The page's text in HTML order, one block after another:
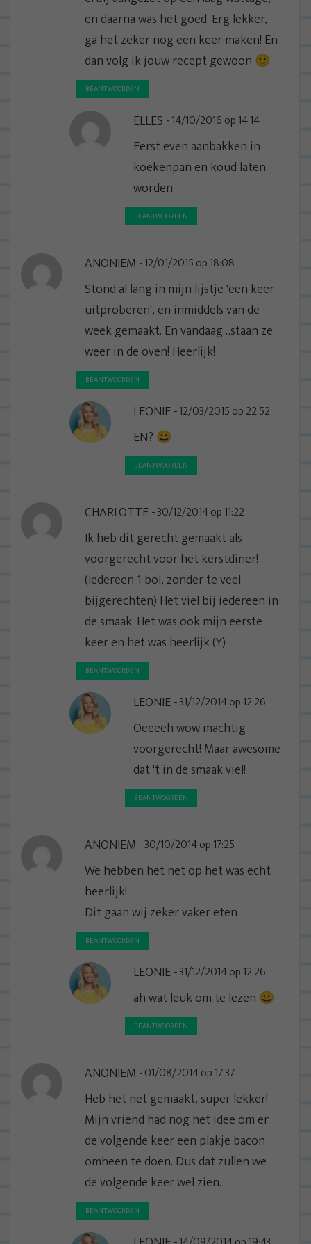
en daarna was het goed. Erg lekker,
ga het zeker nog een keer maken! En
dan volg ik jouw recept gewoon 🙂
BEANTWOORDEN
ELLES 14/10/2016 op 14:14
Eerst even aanbakken in
koekenpan en koud laten
worden
BEANTWOORDEN
ANONIEM 12/01/2015 op 18:08
Stond al lang in mijn lijstje 'een keer
uitproberen', en inmiddels van de
week gemaakt. En vandaag…staan ze
weer in de oven! Heerlijk!
BEANTWOORDEN
LEONIE 12/03/2015 op 22:52
EN? 😀
BEANTWOORDEN
CHARLOTTE 30/12/2014 op 11:22
Ik heb dit gerecht gemaakt als
voorgerecht voor het kerstdiner!
(Iedereen 1 bol, zonder te veel
bijgerechten) Het viel bij iedereen in
de smaak. Het was ook mijn eerste
keer en het was heerlijk (Y)
BEANTWOORDEN
LEONIE 31/12/2014 op 12:26
Oeeeeh wow machtig
voorgerecht! Maar awesome
dat 't in de smaak viel!
BEANTWOORDEN
ANONIEM 30/10/2014 op 17:25
We hebben het net op het was echt
heerlijk!
Dit gaan wij zeker vaker eten
BEANTWOORDEN
LEONIE 31/12/2014 op 12:26
ah wat leuk om te lezen 😀
BEANTWOORDEN
ANONIEM 01/08/2014 op 17:37
Heb het net gemaakt, super lekker!
Mijn vriend had nog het idee om er
de volgende keer een plakje bacon
omheen te doen. Dus dat zullen we
de volgende keer wel zien.
BEANTWOORDEN